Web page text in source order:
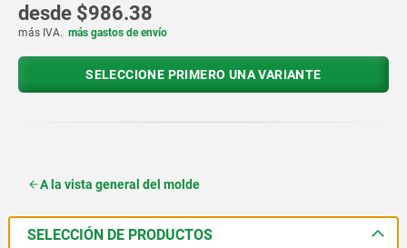
desde $986.38
más IVA. más gastos de envío
SELECCIONE PRIMERO UNA VARIANTE
A la vista general del molde
SELECCIÓN DE PRODUCTOS